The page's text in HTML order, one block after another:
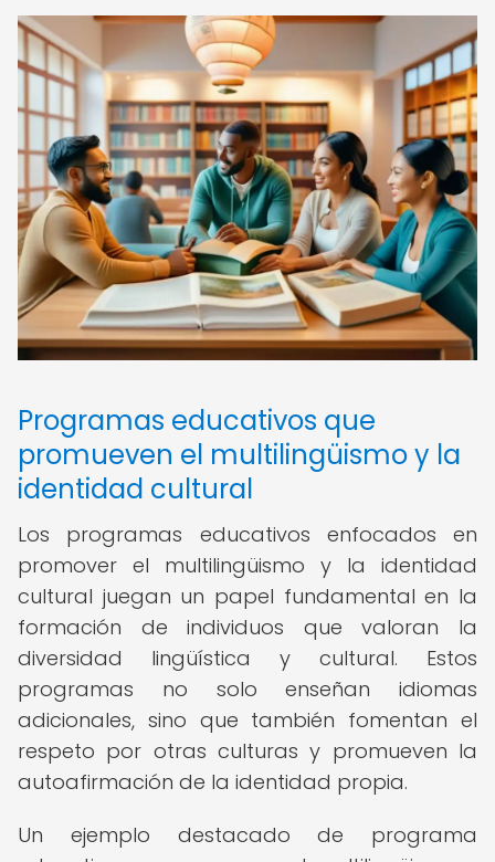
Programas educativos que
promueven el multilingüismo y la
identidad cultural
Los programas educativos enfocados en
promover el multilingüismo y la identidad
cultural juegan un papel fundamental en la
formación de individuos que valoran la
diversidad lingüística y cultural. Estos
programas no solo enseñan idiomas
adicionales, sino que también fomentan el
respeto por otras culturas y promueven la
autoafirmación de la identidad propia.
Un ejemplo destacado de programa